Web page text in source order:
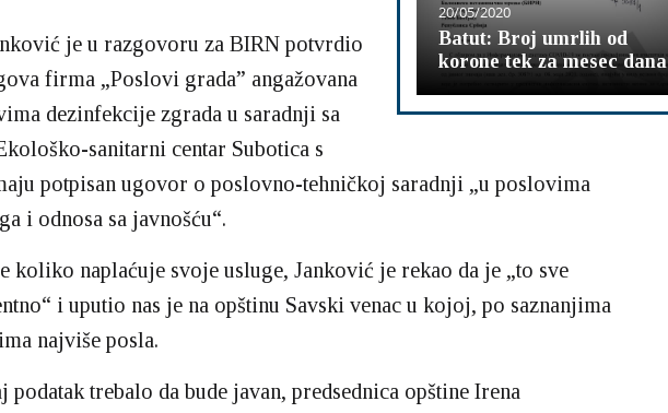
20/05/2020
Batut: Broj umrlih od
korone tek za mesec dana
je u razgovoru za BIRN potvrdio
firma „Poslovi grada” angažovana
dezinfekcije zgrada u saradnji sa
sanitarni centar Subotica s
potpisan ugovor o poslovno-tehničkoj saradnji „u poslovima
i odnosa sa javnošću“.
koliko naplaćuje svoje usluge, Janković je rekao da je „to sve
i uputio nas je na opštinu Savski venac u kojoj, po saznanjima
najviše posla.
podatak trebalo da bude javan, predsednica opštine Irena